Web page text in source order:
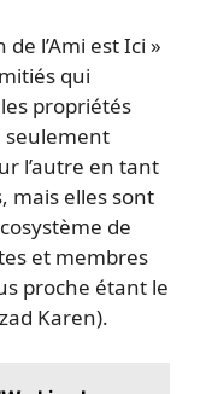
l’Ami est Ici »
qui
propriétés
seulement
l’autre en tant
mais elles sont
de
et membres
proche étant le
Karen).